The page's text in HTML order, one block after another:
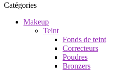
Catégories
Makeup
Teint
Fonds de teint
Correcteurs
Poudres
Bronzers